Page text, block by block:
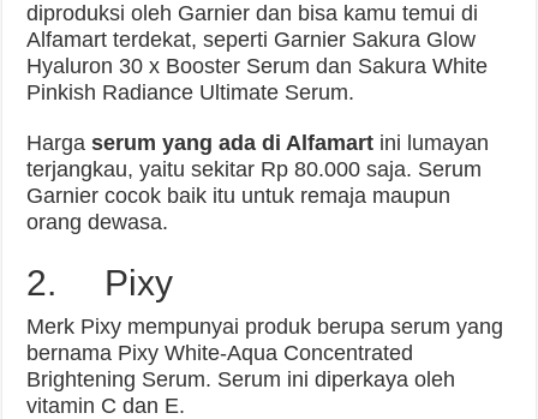
diproduksi oleh Garnier dan bisa kamu temui di
Alfamart terdekat, seperti Garnier Sakura Glow
Hyaluron 30 x Booster Serum dan Sakura White
Pinkish Radiance Ultimate Serum.
Hargaserum yang ada di Alfamart ini lumayan
terjangkau, yaitu sekitar Rp 80.000 saja. Serum
Garnier cocok baik itu untuk remaja maupun
orang dewasa.
2. Pixy
Merk Pixy mempunyai produk berupa serum yang
bernama Pixy White-Aqua Concentrated
Brightening Serum. Serum ini diperkaya oleh
vitamin C dan E.